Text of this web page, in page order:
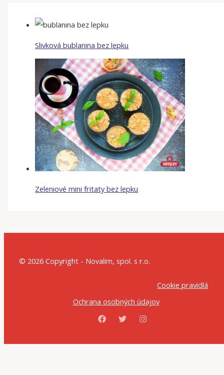
Slivková bublanina bez lepku
Zeleniové mini fritaty bez lepku
© 2026 Copyright - Novalim, spol. s r.o.
Cookie pravidlá
Ochrana osobných údajov